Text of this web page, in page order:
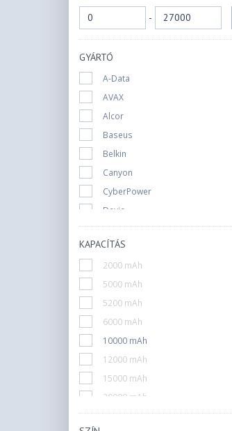
-
GYÁRTÓ
A-Data
AVAX
Alcor
Baseus
Belkin
Canyon
CyberPower
Devia
Emos
FIXED
GP Batteries
Gembird
Intenso
LAMAX
Lenovo
Logilink
OtterBox
Platinet
RivaCase
KAPACÍTÁS
2000 mAh
5000 mAh
5200 mAh
6000 mAh
10000 mAh
12000 mAh
15000 mAh
20000 mAh
20100 mAh